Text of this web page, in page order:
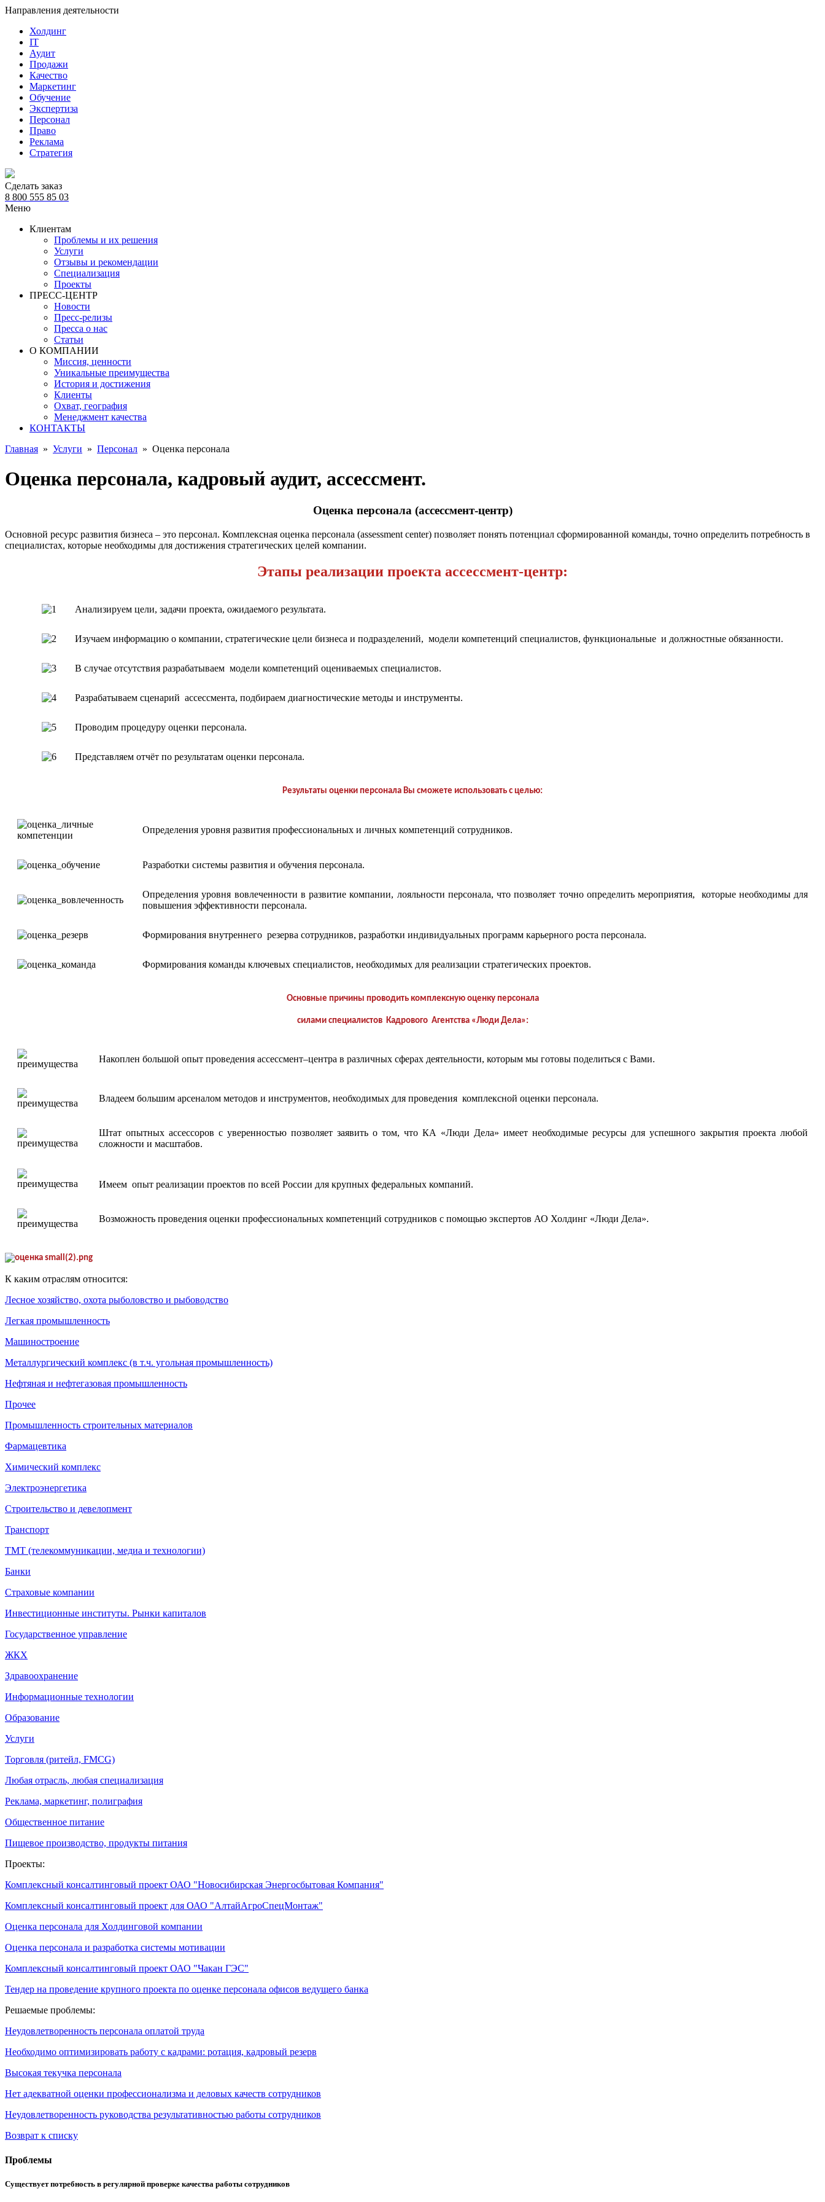
Направления деятельности
Холдинг
IT
Аудит
Продажи
Качество
Маркетинг
Обучение
Экспертиза
Персонал
Право
Реклама
Стратегия
Сделать заказ
8 800 555 85 03
Меню
Клиентам
Проблемы и их решения
Услуги
Отзывы и рекомендации
Специализация
Проекты
ПРЕСС-ЦЕНТР
Новости
Пресс-релизы
Пресса о нас
Статьи
О КОМПАНИИ
Миссия, ценности
Уникальные преимущества
История и достижения
Клиенты
Охват, география
Менеджмент качества
КОНТАКТЫ
Главная » Услуги » Персонал » Оценка персонала
Оценка персонала, кадровый аудит, ассессмент.
Оценка персонала (ассессмент-центр)
Основной ресурс развития бизнеса – это персонал. Комплексная оценка персонала (assessment center) позволяет понять потенциал сформированной команды, точно определить потребность в
специалистах, которые необходимы для достижения стратегических целей компании.
Этапы реализации проекта ассессмент-центр:
Анализируем цели, задачи проекта, ожидаемого результата.
Изучаем информацию о компании, стратегические цели бизнеса и подразделений, модели компетенций специалистов, функциональные и должностные обязанности.
В случае отсутствия разрабатываем модели компетенций оцениваемых специалистов.
Разрабатываем сценарий ассессмента, подбираем диагностические методы и инструменты.
Проводим процедуру оценки персонала.
Представляем отчёт по результатам оценки персонала.
Результаты оценки персонала Вы сможете использовать с целью:
Определения уровня развития профессиональных и личных компетенций сотрудников.
Разработки системы развития и обучения персонала.
Определения уровня вовлеченности в развитие компании, лояльности персонала, что позволяет точно определить мероприятия, которые необходимы для
повышения эффективности персонала.
Формирования внутреннего резерва сотрудников, разработки индивидуальных программ карьерного роста персонала.
Формирования команды ключевых специалистов, необходимых для реализации стратегических проектов.
Основные причины проводить комплексную оценку персонала
силами специалистов Кадрового Агентства «Люди Дела»:
Накоплен большой опыт проведения ассессмент–центра в различных сферах деятельности, которым мы готовы поделиться с Вами.
Владеем большим арсеналом методов и инструментов, необходимых для проведения комплексной оценки персонала.
Штат опытных ассессоров с уверенностью позволяет заявить о том, что КА «Люди Дела» имеет необходимые ресурсы для успешного закрытия проекта любой
сложности и масштабов.
Имеем опыт реализации проектов по всей России для крупных федеральных компаний.
Возможность проведения оценки профессиональных компетенций сотрудников с помощью экспертов АО Холдинг «Люди Дела».
К каким отраслям относится:
Лесное хозяйство, охота рыболовство и рыбоводство
Легкая промышленность
Машиностроение
Металлургический комплекс (в т.ч. угольная промышленность)
Нефтяная и нефтегазовая промышленность
Прочее
Промышленность строительных материалов
Фармацевтика
Химический комплекс
Электроэнергетика
Строительство и девелопмент
Транспорт
ТМТ (телекоммуникации, медиа и технологии)
Банки
Страховые компании
Инвестиционные институты. Рынки капиталов
Государственное управление
ЖКХ
Здравоохранение
Информационные технологии
Образование
Услуги
Торговля (ритейл, FMCG)
Любая отрасль, любая специализация
Реклама, маркетинг, полиграфия
Общественное питание
Пищевое производство, продукты питания
Проекты:
Комплексный консалтинговый проект ОАО "Новосибирская Энергосбытовая Компания"
Комплексный консалтинговый проект для ОАО "АлтайАгроСпецМонтаж"
Оценка персонала для Холдинговой компании
Оценка персонала и разработка системы мотивации
Комплексный консалтинговый проект ОАО "Чакан ГЭС"
Тендер на проведение крупного проекта по оценке персонала офисов ведущего банка
Решаемые проблемы:
Неудовлетворенность персонала оплатой труда
Необходимо оптимизировать работу с кадрами: ротация, кадровый резерв
Высокая текучка персонала
Нет адекватной оценки профессионализма и деловых качеств сотрудников
Неудовлетворенность руководства результативностью работы сотрудников
Возврат к списку
Проблемы
Существует потребность в регулярной проверке качества работы сотрудников